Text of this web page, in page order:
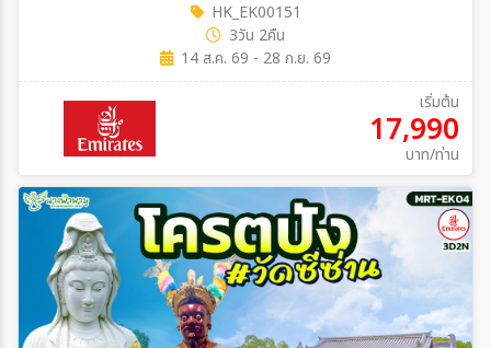
HK_EK00151
3วัน 2คืน
14 ส.ค. 69 - 28 ก.ย. 69
เริ่มต้น
17,990
บาท/ท่าน